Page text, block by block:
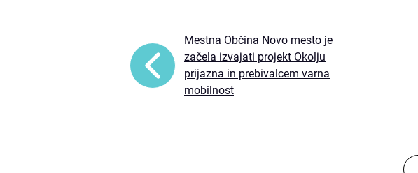
Mestna Občina Novo mesto je
začela izvajati projekt Okolju
prijazna in prebivalcem varna
mobilnost